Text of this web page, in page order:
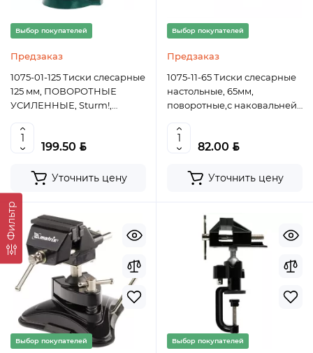
Фильтр
Выбор покупателей
Предзаказ
1075-01-125 Тиски слесарные
125 мм, ПОВОРОТНЫЕ
УСИЛЕННЫЕ, Sturm!,
199.50 BYN
Уточнить цену
Выбор покупателей
Предзаказ
1075-11-65 Тиски слесарные
настольные, 65мм,
поворотные,с наковальней,
82.00 BYN
Уточнить цену
Выбор покупателей Выбор покупателей